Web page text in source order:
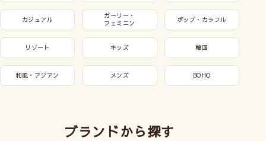
カジュアル
ガーリー・
フェミニン
ポップ・カラフル
リゾート キッズ 韓国
和風・アジアン メンズ BOHO
ブランドから探す